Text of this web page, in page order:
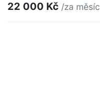
22 000 Kč /za měsíc